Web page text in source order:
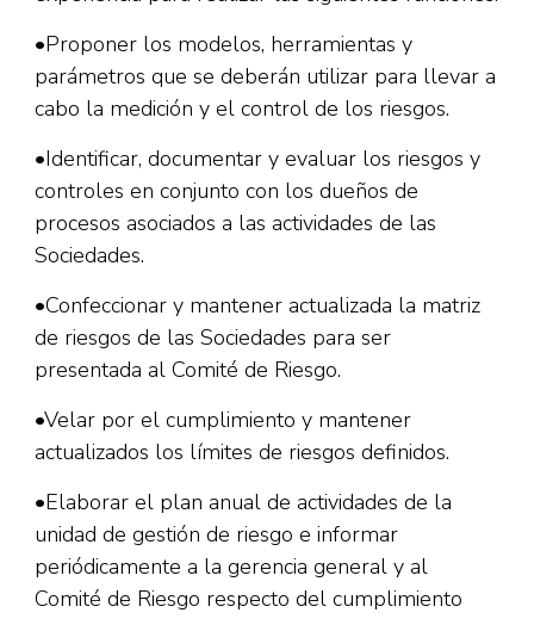
•Proponer los modelos, herramientas y
parámetros que se deberán utilizar para llevar a
cabo la medición y el control de los riesgos.
•Identificar, documentar y evaluar los riesgos y
controles en conjunto con los dueños de
procesos asociados a las actividades de las
Sociedades.
•Confeccionar y mantener actualizada la matriz
de riesgos de las Sociedades para ser
presentada al Comité de Riesgo.
•Velar por el cumplimiento y mantener
actualizados los límites de riesgos definidos.
•Elaborar el plan anual de actividades de la
unidad de gestión de riesgo e informar
periódicamente a la gerencia general y al
Comité de Riesgo respecto del cumplimiento